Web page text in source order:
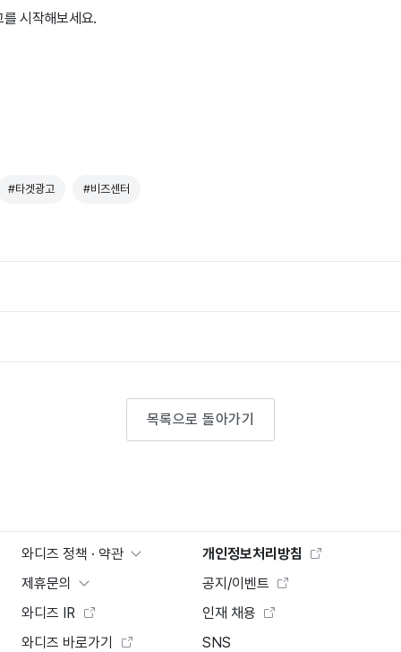
시작해보세요.
#타겟광고 #비즈센터
목록으로 돌아가기
와디즈 정책 · 약관
개인정보처리방침
제휴문의
공지/이벤트
와디즈 IR
인재 채용
와디즈 바로가기
SNS